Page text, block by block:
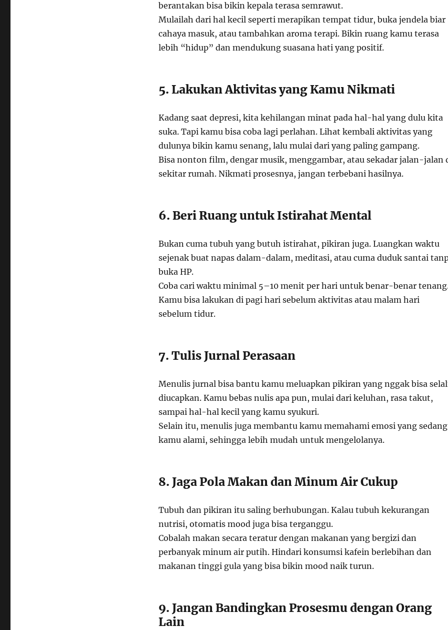
berantakan bisa bikin kepala terasa semrawut.
Mulailah dari hal kecil seperti merapikan tempat tidur, buka jendela biar
cahaya masuk, atau tambahkan aroma terapi. Bikin ruang kamu terasa
lebih “hidup” dan mendukung suasana hati yang positif.
5. Lakukan Aktivitas yang Kamu Nikmati
Kadang saat depresi, kita kehilangan minat pada hal-hal yang dulu kita
suka. Tapi kamu bisa coba lagi perlahan. Lihat kembali aktivitas yang
dulunya bikin kamu senang, lalu mulai dari yang paling gampang.
Bisa nonton film, dengar musik, menggambar, atau sekadar jalan-jalan
sekitar rumah. Nikmati prosesnya, jangan terbebani hasilnya.
6. Beri Ruang untuk Istirahat Mental
Bukan cuma tubuh yang butuh istirahat, pikiran juga. Luangkan waktu
sejenak buat napas dalam-dalam, meditasi, atau cuma duduk santai
buka HP.
Coba cari waktu minimal 5–10 menit per hari untuk benar-benar
Kamu bisa lakukan di pagi hari sebelum aktivitas atau malam hari
sebelum tidur.
7. Tulis Jurnal Perasaan
Menulis jurnal bisa bantu kamu meluapkan pikiran yang nggak bisa
diucapkan. Kamu bebas nulis apa pun, mulai dari keluhan, rasa takut,
sampai hal-hal kecil yang kamu syukuri.
Selain itu, menulis juga membantu kamu memahami emosi yang sedang
kamu alami, sehingga lebih mudah untuk mengelolanya.
8. Jaga Pola Makan dan Minum Air Cukup
Tubuh dan pikiran itu saling berhubungan. Kalau tubuh kekurangan
nutrisi, otomatis mood juga bisa terganggu.
Cobalah makan secara teratur dengan makanan yang bergizi dan
perbanyak minum air putih. Hindari konsumsi kafein berlebihan dan
makanan tinggi gula yang bisa bikin mood naik turun.
9. Jangan Bandingkan Prosesmu dengan Orang
Lain